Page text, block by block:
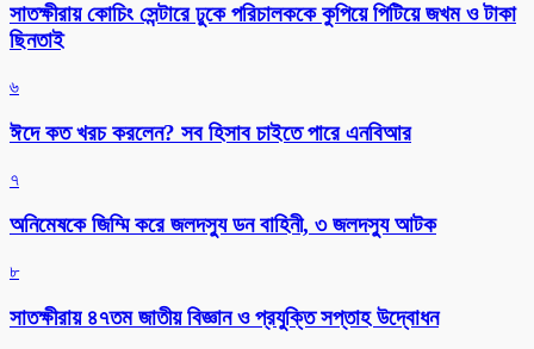
সাতক্ষীরায় কোচিং সেন্টারে ঢুকে পরিচালককে কুপিয়ে পিটিয়ে জখম ও টাকা
ছিনতাই
৬
ঈদে কত খরচ করলেন? সব হিসাব চাইতে পারে এনবিআর
৭
অনিমেষকে জিম্মি করে জলদস্যু ডন বাহিনী, ৩ জলদস্যু আটক
৮
সাতক্ষীরায় ৪৭তম জাতীয় বিজ্ঞান ও প্রযুক্তি সপ্তাহ উদ্বোধন